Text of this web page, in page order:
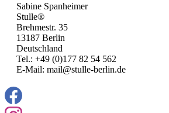
Sabine Spanheimer
Stulle®
Brehmestr. 35
13187 Berlin
Deutschland
Tel.: +49 (0)177 82 54 562
E-Mail: mail@stulle-berlin.de